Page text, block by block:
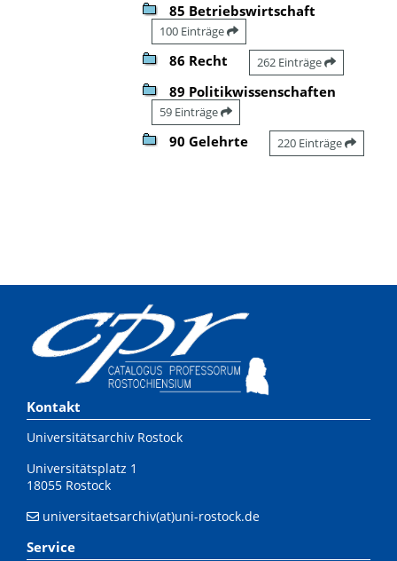
85 Betriebswirtschaft
100 Einträge
86 Recht 262 Einträge
89 Politikwissenschaften
59 Einträge
90 Gelehrte 220 Einträge
Kontakt
Universitätsarchiv Rostock
Universitätsplatz 1
18055 Rostock
universitaetsarchiv(at)uni-rostock.de
Service